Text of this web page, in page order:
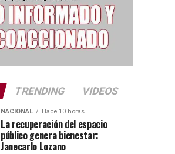
TRENDING VIDEOS
NACIONAL Hace 10 horas
La recuperación del espacio
público genera bienestar:
Janecarlo Lozano